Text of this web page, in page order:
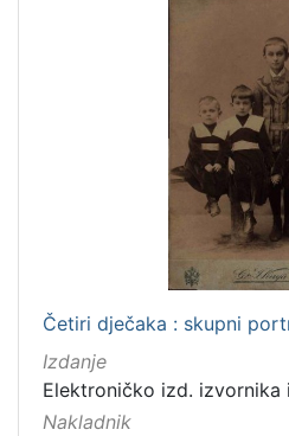
Četiri dječaka : skupni
Izdanje
Elektroničko izd. izvornika
Nakladnik